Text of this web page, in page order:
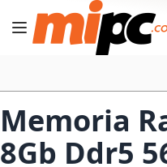
Cambiar Nav
Memoria
8Gb Ddr5